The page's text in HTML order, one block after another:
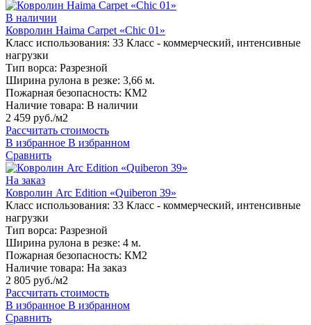
В наличии
Ковролин Haima Carpet «Chic 01»
Класс использования: 33 Класс - коммерческий, интенсивные
нагрузки
Тип ворса: Разрезной
Ширина рулона в резке: 3,66 м.
Пожарная безопасность: КМ2
Наличие товара: В наличии
2 459 руб./м2
Рассчитать стоимость
В избранное В избранном
Сравнить
На заказ
Ковролин Arc Edition «Quiberon 39»
Класс использования: 33 Класс - коммерческий, интенсивные
нагрузки
Тип ворса: Разрезной
Ширина рулона в резке: 4 м.
Пожарная безопасность: КМ2
Наличие товара: На заказ
2 805 руб./м2
Рассчитать стоимость
В избранное В избранном
Сравнить